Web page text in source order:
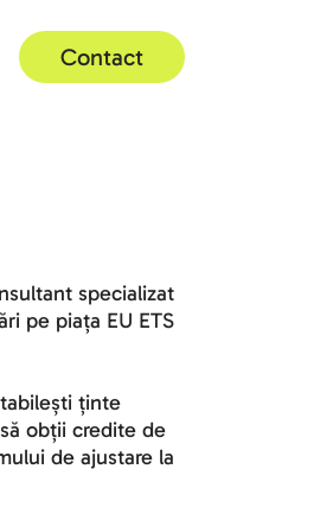
Contact
specializat
pe piața EU ETS
ținte
obții credite de
de ajustare la